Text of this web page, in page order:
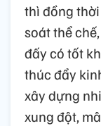
thì đồng
soát thể
đấy có tốt
thúc đẩy
xây dựng
xung đột,